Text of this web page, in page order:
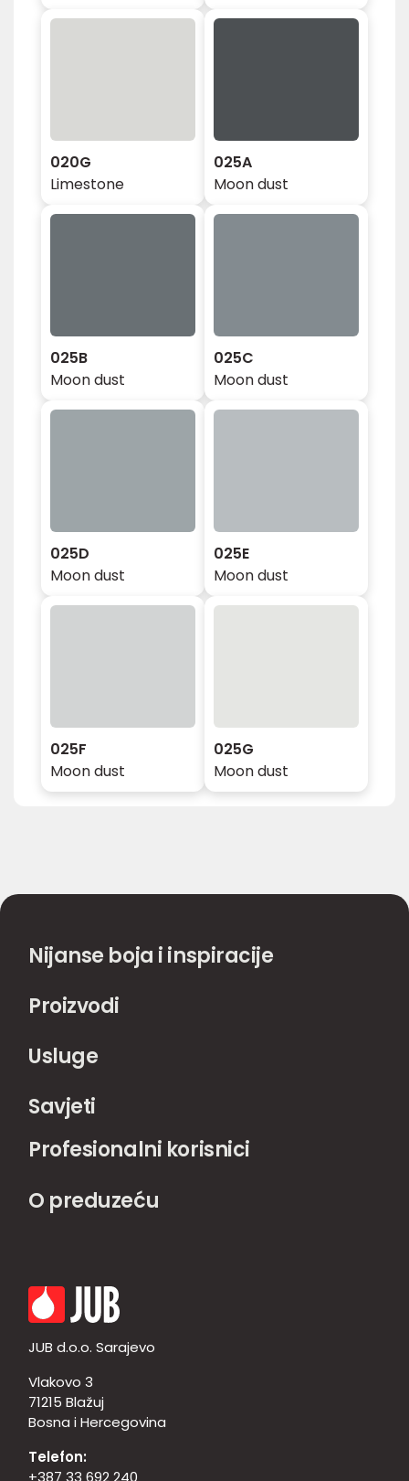
020G
Limestone
025A
Moon dust
025B
Moon dust
025C
Moon dust
025D
Moon dust
025E
Moon dust
025F
Moon dust
025G
Moon dust
Nijanse boja i inspiracije
Proizvodi
Usluge
Savjeti
Profesionalni korisnici
O preduzeću
JUB d.o.o. Sarajevo
Vlakovo 3
71215 Blažuj
Bosna i Hercegovina
Telefon:
+387 33 692 240